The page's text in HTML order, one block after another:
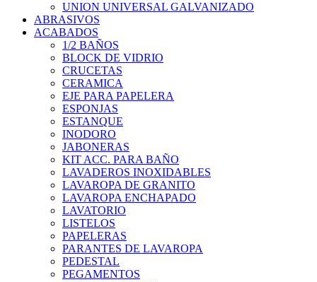
UNION UNIVERSAL GALVANIZADO
ABRASIVOS
ACABADOS
1/2 BAÑOS
BLOCK DE VIDRIO
CRUCETAS
CERAMICA
EJE PARA PAPELERA
ESPONJAS
ESTANQUE
INODORO
JABONERAS
KIT ACC. PARA BAÑO
LAVADEROS INOXIDABLES
LAVAROPA DE GRANITO
LAVAROPA ENCHAPADO
LAVATORIO
LISTELOS
PAPELERAS
PARANTES DE LAVAROPA
PEDESTAL
PEGAMENTOS